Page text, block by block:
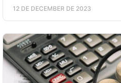
12 DE DECEMBER DE 2023